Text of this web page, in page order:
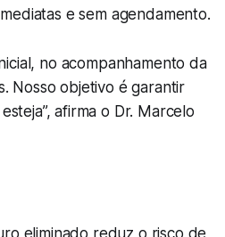
e sem agendamento.
no acompanhamento da
Nosso objetivo é garantir
afirma o Dr. Marcelo
eliminado reduz o risco de